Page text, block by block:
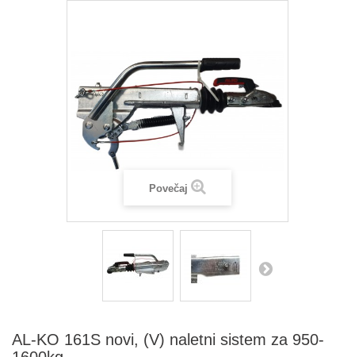
Povečaj
AL-KO 161S novi, (V) naletni sistem za 950-